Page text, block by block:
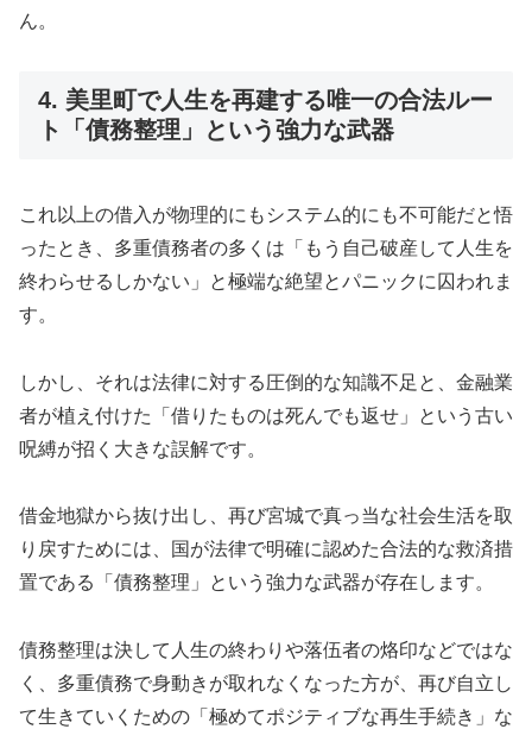
ん。
4. 美里町で人生を再建する唯一の合法ルー
ト「債務整理」という強力な武器
これ以上の借入が物理的にもシステム的にも不可能だと悟
ったとき、多重債務者の多くは「もう自己破産して人生を
終わらせるしかない」と極端な絶望とパニックに囚われま
す。
しかし、それは法律に対する圧倒的な知識不足と、金融業
者が植え付けた「借りたものは死んでも返せ」という古い
呪縛が招く大きな誤解です。
借金地獄から抜け出し、再び宮城で真っ当な社会生活を取
り戻すためには、国が法律で明確に認めた合法的な救済措
置である「債務整理」という強力な武器が存在します。
債務整理は決して人生の終わりや落伍者の烙印などではな
く、多重債務で身動きが取れなくなった方が、再び自立し
て生きていくための「極めてポジティブな再生手続き」な